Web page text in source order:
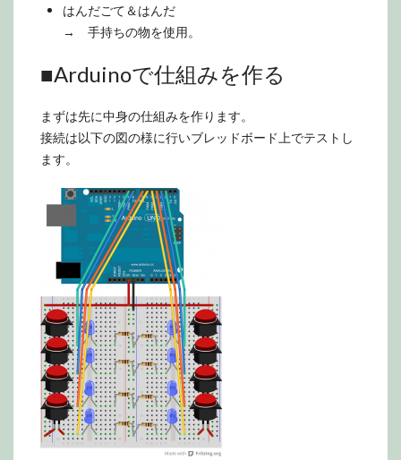
はんだごて＆はんだ
→ 手持ちの物を使用。
■Arduinoで仕組みを作る
まずは先に中身の仕組みを作ります。
接続は以下の図の様に行いブレッドボード上でテストし
ます。